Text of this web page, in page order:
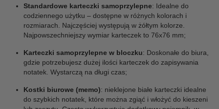
Standardowe karteczki samoprzylepne: Idealne do
codziennego użytku – dostępne w różnych kolorach i
rozmiarach. Najczęściej występują w żółtym kolorze.
Najpowszechniejszy wymiar karteczek to 76x76 mm;
Karteczki samoprzylepne w bloczku: Doskonałe do biura,
gdzie potrzebujesz dużej ilości karteczek do zapisywania
notatek. Wystarczą na długi czas;
Kostki biurowe (memo): nieklejone białe karteczki idealne
do szybkich notatek, które można zgiąć i włożyć do kieszeni